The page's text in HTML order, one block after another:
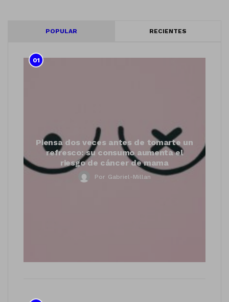
POPULAR RECIENTES
01
Piensa dos veces antes de tomarte un
refresco: su consumo aumenta el
riesgo de cáncer de mama
Por Gabriel-Millan